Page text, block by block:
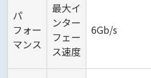
パ
フォー
マンス
最大イ
ンター
フェー
ス速度
6Gb/s